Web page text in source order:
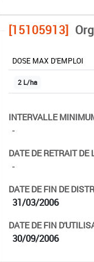
[15105913]
DOSE MAX D'EMPLOI
2 L/ha
INTERVALLE
-
DATE DE RETRAIT DE
-
DATE DE FIN DE
31/03/2006
DATE DE FIN
30/09/2006